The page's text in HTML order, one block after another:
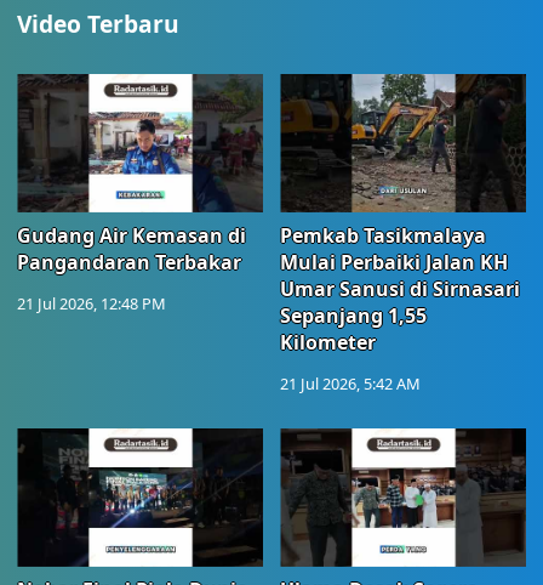
Video Terbaru
Gudang Air Kemasan di
Pangandaran Terbakar
21 Jul 2026, 12:48 PM
Pemkab Tasikmalaya
Mulai Perbaiki Jalan KH
Umar Sanusi di Sirnasari
Sepanjang 1,55
Kilometer
21 Jul 2026, 5:42 AM